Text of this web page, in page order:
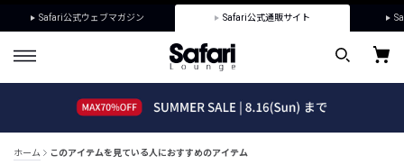
Safari公式ウェブマガジン Safari公式通販サイト
ホーム このアイテムを見ている人におすすめのアイテム